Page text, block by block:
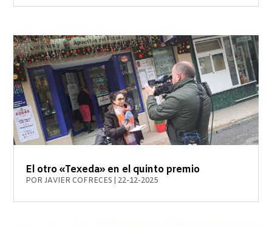
El otro «Texeda» en el quinto premio
PORJAVIER COFRECES 22-12-2025